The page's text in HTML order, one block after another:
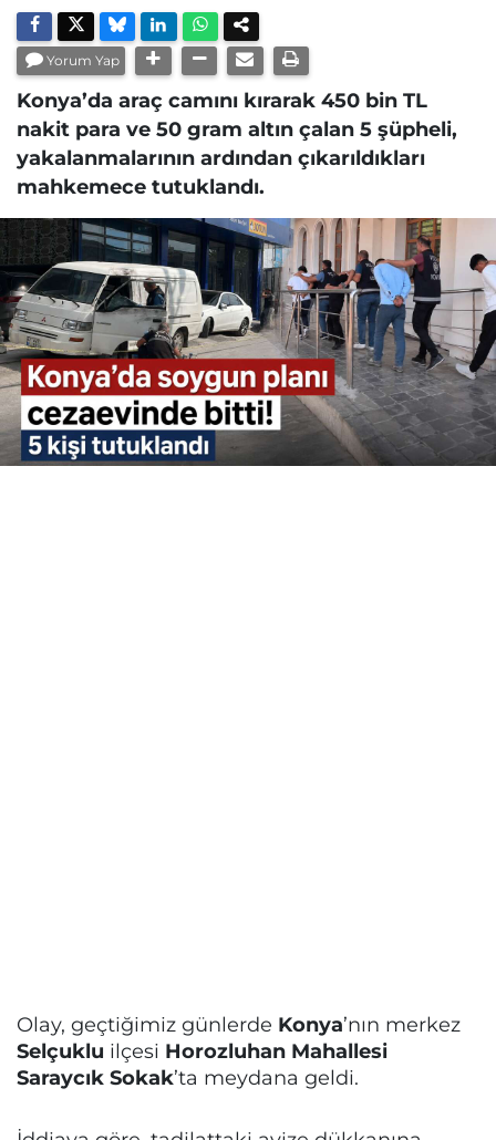
Yorum Yap
Konya’da araç camını kırarak 450 bin TL
nakit para ve 50 gram altın çalan 5 şüpheli,
yakalanmalarının ardından çıkarıldıkları
mahkemece tutuklandı.
Olay, geçtiğimiz günlerde Konya’nın merkez
Selçuklu ilçesi Horozluhan Mahallesi
Saraycık Sokak’ta meydana geldi.